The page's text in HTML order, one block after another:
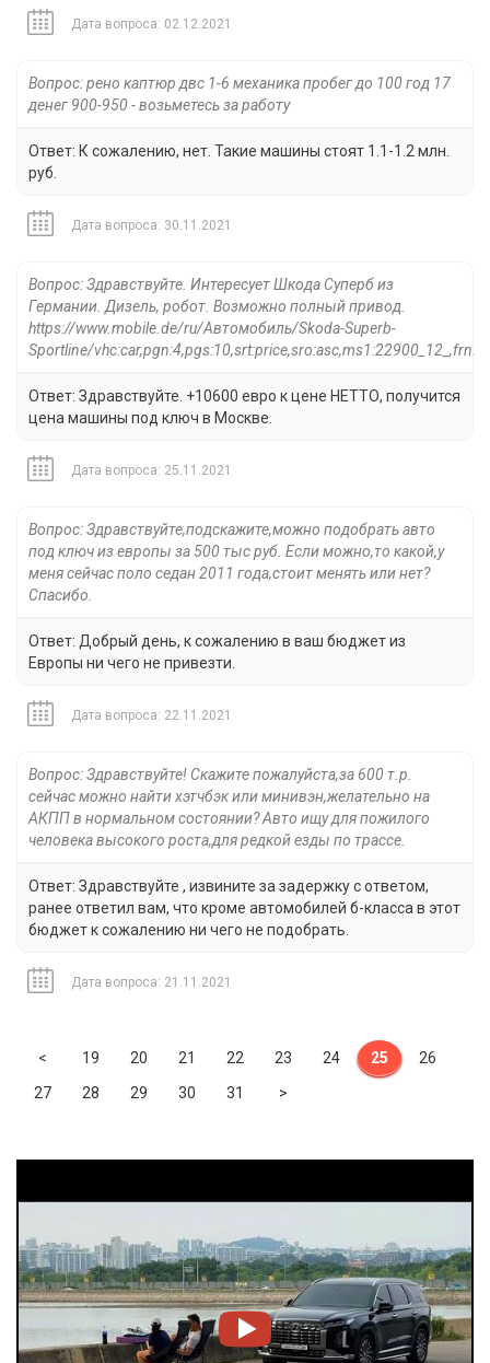
Дата вопроса: 02.12.2021
Вопрос: рено каптюр двс 1-6 механика пробег до 100 год 17
денег 900-950 - возьметесь за работу
Ответ: К сожалению, нет. Такие машины стоят 1.1-1.2 млн.
руб.
Дата вопроса: 30.11.2021
Вопрос: Здравствуйте. Интересует Шкода Суперб из
Германии. Дизель, робот. Возможно полный привод.
https://www.mobile.de/ru/Автомобиль/Skoda-Superb-
Sportline/
Ответ: Здравствуйте. +10600 евро к цене НЕТТО, получится
цена машины под ключ в Москве.
Дата вопроса: 25.11.2021
Вопрос: Здравствуйте,подскажите,можно подобрать авто
под ключ из европы за 500 тыс руб. Если можно,то какой,у
меня сейчас поло седан 2011 года,стоит менять или нет?
Спасибо.
Ответ: Добрый день, к сожалению в ваш бюджет из
Европы ни чего не привезти.
Дата вопроса: 22.11.2021
Вопрос: Здравствуйте! Скажите пожалуйста,за 600 т.р.
сейчас можно найти хэтчбэк или минивэн,желательно на
АКПП в нормальном состоянии? Авто ищу для пожилого
человека высокого роста,для редкой езды по трассе.
Ответ: Здравствуйте , извините за задержку с ответом,
ранее ответил вам, что кроме автомобилей б-класса в этот
бюджет к сожалению ни чего не подобрать.
Дата вопроса: 21.11.2021
< Previous
19 20 21 22 23 24 25
26
27
28 29 30 31 >